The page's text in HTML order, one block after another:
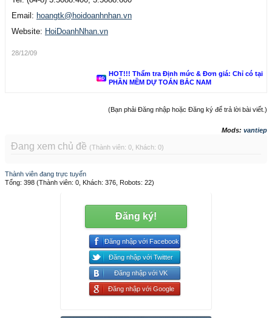
Email: hoangtk@hoidoanhnhan.vn
Website: HoiDoanhNhan.vn
28/12/09
HOT!!! Thẩm tra Định mức & Đơn giá: Chỉ có tại
PHẦN MỀM DỰ TOÁN BẮC NAM
(Bạn phải Đăng nhập hoặc Đăng ký để trả lời bài viết.)
Mods: vantiep
Đang xem chủ đề (Thành viên: 0, Khách: 0)
Thành viên đang trực tuyến
Tổng: 398 (Thành viên: 0, Khách: 376, Robots: 22)
Đăng ký!
Đăng nhập với Facebook
Đăng nhập với Twitter
Đăng nhập với VK
Đăng nhập với Google